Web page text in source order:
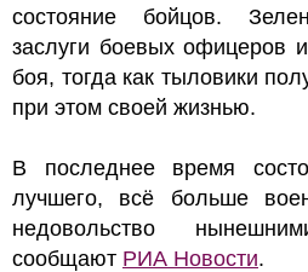
состояние бойцов.
заслуги боевых офицеров
боя, тогда как тыловики
при этом своей жизнью.
В последнее время
лучшего, всё больше
недовольство
сообщают РИА Новости.